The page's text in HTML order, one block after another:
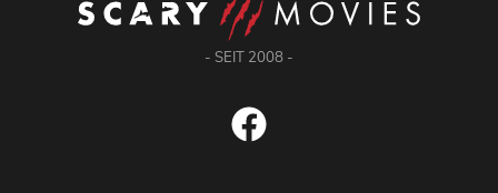
- SEIT 2008 -